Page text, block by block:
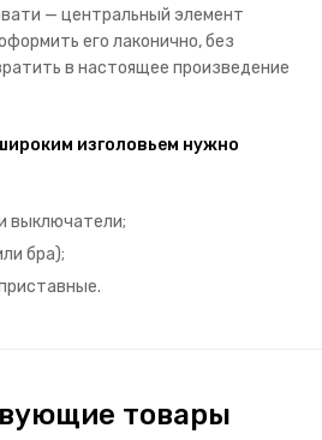
— центральный элемент
его лаконично, без
в настоящее произведение
изголовьем нужно
выключатели;
бра);
товары